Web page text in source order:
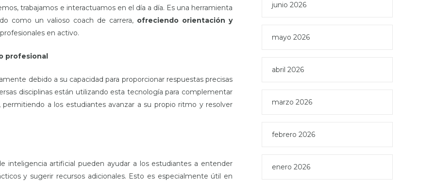
trabajamos e interactuamos en el día a día. Es una herramienta
como un valioso coach de carrera, ofreciendo orientación y
en activo.
profesional
debido a su capacidad para proporcionar respuestas precisas
disciplinas están utilizando esta tecnología para complementar
a los estudiantes avanzar a su propio ritmo y resolver
inteligencia artificial pueden ayudar a los estudiantes a entender
y sugerir recursos adicionales. Esto es especialmente útil en
junio 2026
mayo 2026
abril 2026
marzo 2026
febrero 2026
enero 2026